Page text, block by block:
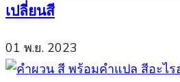
เปลี่ยนสี
01 พ.ย. 2023